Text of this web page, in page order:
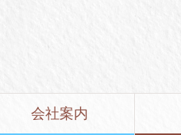
会社案内